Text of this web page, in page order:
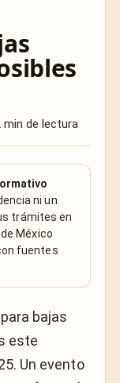
min de lectura
ni un
trámites en
México
fuentes
bajas
este
Un evento